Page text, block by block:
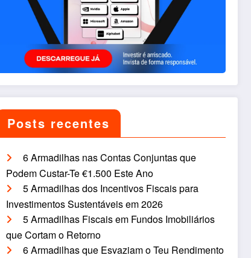
Posts recentes
6 Armadilhas nas Contas Conjuntas que
Podem Custar-Te €1.500 Este Ano
5 Armadilhas dos Incentivos Fiscais para
Investimentos Sustentáveis em 2026
5 Armadilhas Fiscais em Fundos Imobiliários
que Cortam o Retorno
6 Armadilhas que Esvaziam o Teu Rendimento